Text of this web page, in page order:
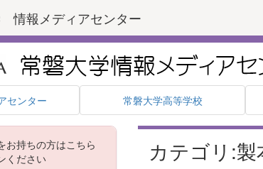
情報メディアセンター
センター 常磐大学高等学校
カテゴリ:製
お持ちの方はこちら
ください